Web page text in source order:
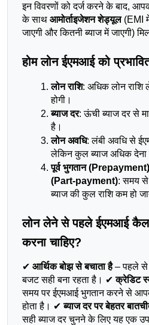
इन विवरणों को दर्ज करने के बाद,
के साथ आमोर्ताइजेशन शेड्यूल (EMI
जाएगी और कितनी ब्याज में जाएगी)
होम लोन ईएमआई को
लोन राशि: अधिक लोन
होगी।
ब्याज दर: ऊंची ब्याज दर से
है।
लोन अवधि: लंबी अवधि से
लेकिन कुल ब्याज अधिक देना
पूर्व भुगतान
(Part-payment): समय
ब्याज की कुल राशि कम हो
लोन लेने से पहले ईएमआई
करना चाहिए?
✔ आर्थिक बोझ से बचाता है – पहले से
बजट सही बना रहता है। ✔ क्रेडिट
समय पर ईएमआई भुगतान करने से
होता है। ✔ ब्याज दर पर बेहतर
सही ब्याज दर चुनने के लिए यह एक